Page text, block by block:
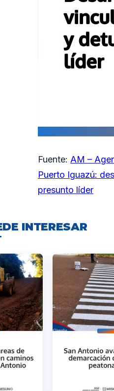
Fuente: AM –
Puerto Iguazú:
presunto líder
INTERESAR